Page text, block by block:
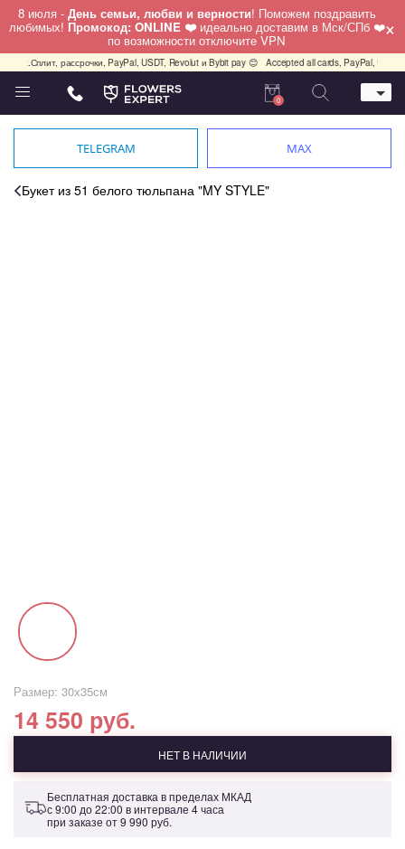
8 июля - День семьи, любви и верности! Поможем поздравить
любимых! Промокод: ONLINE ❤️ идеально доставим в Мск/СПб ❤️
по возможности отключите VPN ×
рассрочки, PayPal, USDT, Revolut и Bybit pay 😊 Accepted all cards, PayPal, USDT,
Телефон
+7 (495) 982-55-05
0
TELEGRAM MAX
Букет из 51 белого тюльпана "MY STYLE"
Размер: 30х35см
14 550 руб.
НЕТ В НАЛИЧИИ
Бесплатная доставка в пределах МКАД
с 9:00 до 22:00 в интервале 4 часа
при заказе от9 990 руб.